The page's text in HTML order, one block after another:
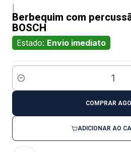
Berbequim com
BOSCH
Estado: Envio imediato
Quantidade
ADICIONAR AO
COMPRAR